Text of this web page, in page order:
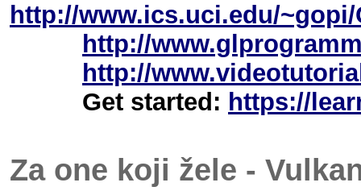
http://www.ics.uci.edu/
http://
http://
Get started: https://
Za one koji žele -